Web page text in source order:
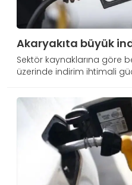
Akaryakıta büyük
Sektör kaynaklarına göre
üzerinde indirim ihtimali